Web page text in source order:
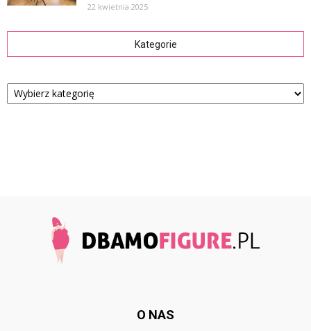
22 kwietnia 2025
Kategorie
Kategorie
O NAS